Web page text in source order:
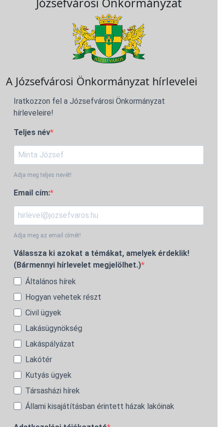
A Józsefvárosi Önkormányzat hírlevelei
Iratkozzon fel a Józsefvárosi Önkormányzat
hírleveleire!
Teljes név
Adja meg teljes nevét!
Email cím:
Adja meg az email címét!
Válassza ki azokat a témákat, amelyek érdeklik!
(Bármennyi hírlevelet megjelölhet.)
Általános hírek
Hogyan vehetek részt
Civil ügyek
Lakásügynökség
Lakáspályázat
Lakótér
Kutyás ügyek
Társasházi hírek
Állami kisajátításban érintett házak lakóinak